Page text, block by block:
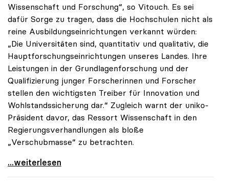
Wissenschaft und Forschung“, so Vitouch. Es sei
dafür Sorge zu tragen, dass die Hochschulen nicht als
reine Ausbildungseinrichtungen verkannt würden:
„Die Universitäten sind, quantitativ und qualitativ, die
Hauptforschungseinrichtungen unseres Landes. Ihre
Leistungen in der Grundlagenforschung und der
Qualifizierung junger Forscherinnen und Forscher
stellen den wichtigsten Treiber für Innovation und
Wohlstandssicherung dar.“ Zugleich warnt der uniko-
Präsident davor, das Ressort Wissenschaft in den
Regierungsverhandlungen als bloße
„Verschubmasse“ zu betrachten.
uniko-Präsident: „Wissenschaft ist keine
...weiterlesen